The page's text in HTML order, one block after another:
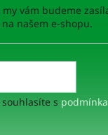
vám budeme
našem e-shopu.
s